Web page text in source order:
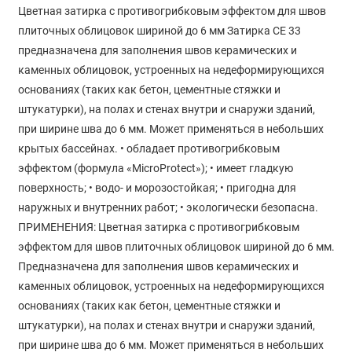
Цветная затирка с противогрибковым эффектом для швов
плиточных облицовок шириной до 6 мм Затирка CE 33
предназначена для заполнения швов керамических и
каменных облицовок, устроенных на недеформирующихся
основаниях (таких как бетон, цементные стяжки и
штукатурки), на полах и стенах внутри и снаружи зданий,
при ширине шва до 6 мм. Может применяться в небольших
крытых бассейнах. • обладает противогрибковым
эффектом (формула «MicroProtect»); • имеет гладкую
поверхность; • водо- и морозостойкая; • пригодна для
наружных и внутренних работ; • экологически безопасна.
ПРИМЕНЕНИЯ: Цветная затирка с противогрибковым
эффектом для швов плиточных облицовок шириной до 6 мм.
Предназначена для заполнения швов керамических и
каменных облицовок, устроенных на недеформирующихся
основаниях (таких как бетон, цементные стяжки и
штукатурки), на полах и стенах внутри и снаружи зданий,
при ширине шва до 6 мм. Может применяться в небольших